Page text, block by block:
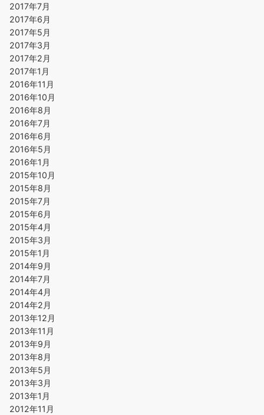
2017年7月
2017年6月
2017年5月
2017年3月
2017年2月
2017年1月
2016年11月
2016年10月
2016年8月
2016年7月
2016年6月
2016年5月
2016年1月
2015年10月
2015年8月
2015年7月
2015年6月
2015年4月
2015年3月
2015年1月
2014年9月
2014年7月
2014年4月
2014年2月
2013年12月
2013年11月
2013年9月
2013年8月
2013年5月
2013年3月
2013年1月
2012年11月